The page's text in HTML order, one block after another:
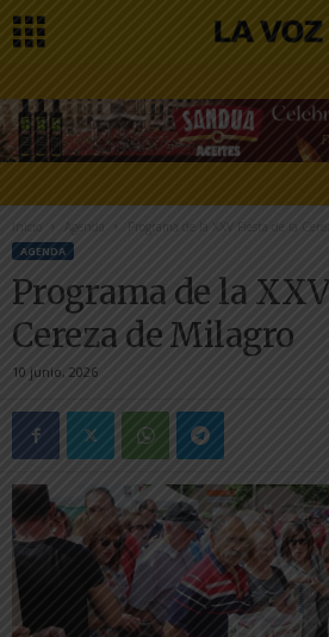
Inicio Agenda Programa de la XXV Fiesta de la
AGENDA
Programa de la
Cereza de Milagro
10 junio, 2026